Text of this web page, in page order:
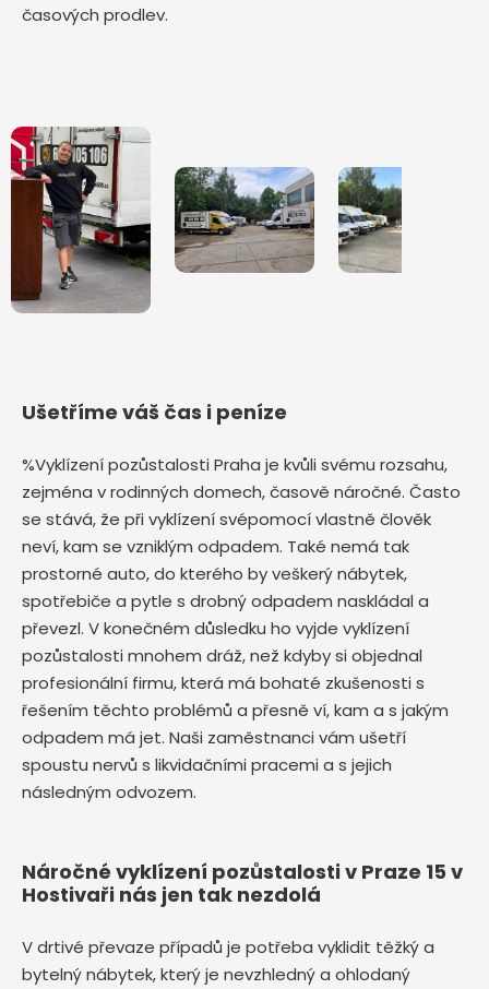
časových prodlev.
Ušetříme váš čas i peníze
%Vyklízení pozůstalosti Praha je kvůli svému rozsahu,
zejména v rodinných domech, časově náročné. Často
se stává, že při vyklízení svépomocí vlastně člověk
neví, kam se vzniklým odpadem. Také nemá tak
prostorné auto, do kterého by veškerý nábytek,
spotřebiče a pytle s drobný odpadem naskládal a
převezl. V konečném důsledku ho vyjde vyklízení
pozůstalosti mnohem dráž, než kdyby si objednal
profesionální firmu, která má bohaté zkušenosti s
řešením těchto problémů a přesně ví, kam a s jakým
odpadem má jet. Naši zaměstnanci vám ušetří
spoustu nervů s likvidačními pracemi a s jejich
následným odvozem.
Náročné vyklízení pozůstalosti v Praze 15 v
Hostivaři nás jen tak nezdolá
V drtivé převaze případů je potřeba vyklidit těžký a
bytelný nábytek, který je nevzhledný a ohlodaný